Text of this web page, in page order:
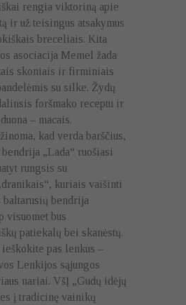
rengia viktoriną apie
ir už teisingus atsakymus
breceliais. Kita
asociacija Memel žada
skoniais ir firminiais
su silke. Žydų
foršmako receptu ir
– macais.
kad verda barščius,
„Lada“ ruošiasi
rungsis su
kuriais vaišinti
baltarusių bendrija
visuomet bus
patiekalų bei skanėstų.
pas lenkus –
Lenkijos sąjungos
nariai. VšĮ „Gudų idėjų
į tradicinę vainikų